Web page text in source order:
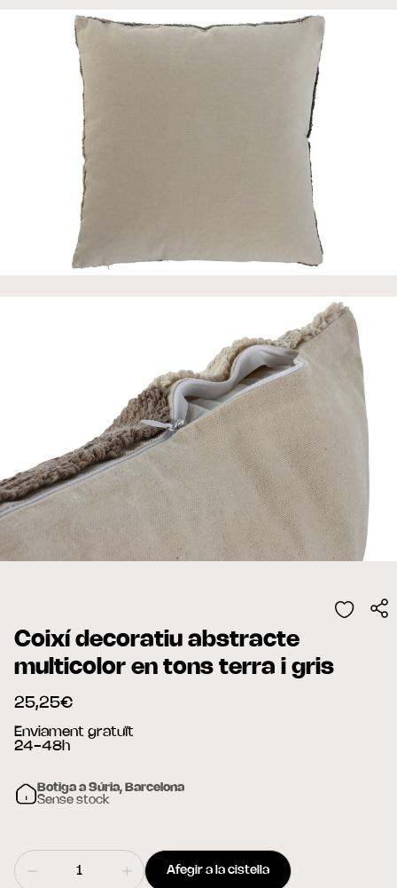
Coixí decoratiu abstracte
multicolor en tons terra i gris
25,25€
Enviament gratuït
24-48h
Botiga a Súria, Barcelona
Sense stock
Afegir a la cistella